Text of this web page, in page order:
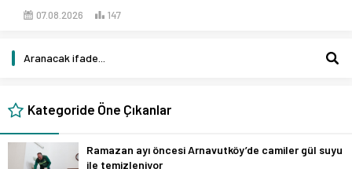
07.08.2026 147
Kategoride Öne Çıkanlar
Ramazan ayı öncesi Arnavutköy’de camiler gül suyu
ile temizleniyor